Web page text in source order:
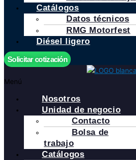
Catálogos
Datos técnicos
RMG Motorfest
Diésel ligero
Solicitar cotización
Menú
Nosotros
Unidad de negocio
Contacto
Bolsa de
trabajo
Catálogos